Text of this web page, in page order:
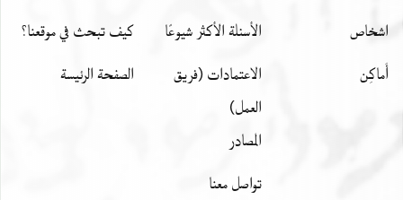
اشخاص
أَماكِن
الأسئلة الأكثر شيوعًا
الاعتمادات (فريق
العمل)
المصادر
تواصل معنا
كيف تبحث في موقعنا؟
الصفحة الرئيسة